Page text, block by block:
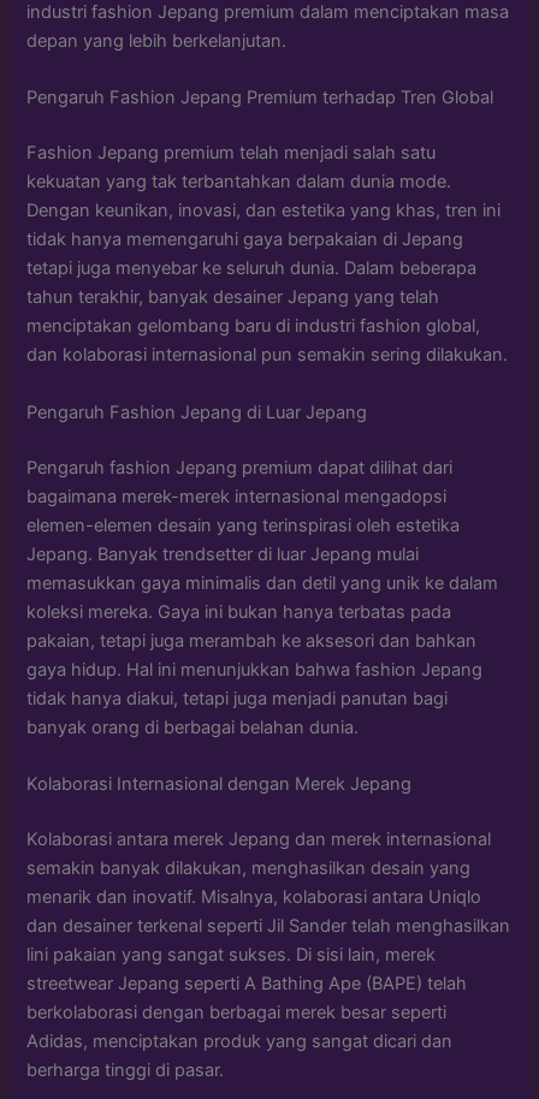
industri fashion Jepang premium dalam menciptakan masa
depan yang lebih berkelanjutan.
Pengaruh Fashion Jepang Premium terhadap Tren Global
Fashion Jepang premium telah menjadi salah satu
kekuatan yang tak terbantahkan dalam dunia mode.
Dengan keunikan, inovasi, dan estetika yang khas, tren ini
tidak hanya memengaruhi gaya berpakaian di Jepang
tetapi juga menyebar ke seluruh dunia. Dalam beberapa
tahun terakhir, banyak desainer Jepang yang telah
menciptakan gelombang baru di industri fashion global,
dan kolaborasi internasional pun semakin sering dilakukan.
Pengaruh Fashion Jepang di Luar Jepang
Pengaruh fashion Jepang premium dapat dilihat dari
bagaimana merek-merek internasional mengadopsi
elemen-elemen desain yang terinspirasi oleh estetika
Jepang. Banyak trendsetter di luar Jepang mulai
memasukkan gaya minimalis dan detil yang unik ke dalam
koleksi mereka. Gaya ini bukan hanya terbatas pada
pakaian, tetapi juga merambah ke aksesori dan bahkan
gaya hidup. Hal ini menunjukkan bahwa fashion Jepang
tidak hanya diakui, tetapi juga menjadi panutan bagi
banyak orang di berbagai belahan dunia.
Kolaborasi Internasional dengan Merek Jepang
Kolaborasi antara merek Jepang dan merek internasional
semakin banyak dilakukan, menghasilkan desain yang
menarik dan inovatif. Misalnya, kolaborasi antara Uniqlo
dan desainer terkenal seperti Jil Sander telah menghasilkan
lini pakaian yang sangat sukses. Di sisi lain, merek
streetwear Jepang seperti A Bathing Ape (BAPE) telah
berkolaborasi dengan berbagai merek besar seperti
Adidas, menciptakan produk yang sangat dicari dan
berharga tinggi di pasar.